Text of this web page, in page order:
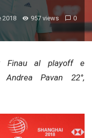
2018 957 views 0
Finau al playoff e
Andrea Pavan 22°,